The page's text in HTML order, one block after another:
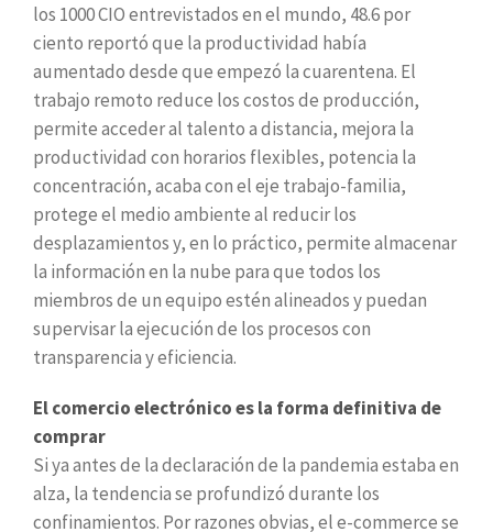
los 1000 CIO entrevistados en el mundo, 48.6 por
ciento reportó que la productividad había
aumentado desde que empezó la cuarentena. El
trabajo remoto reduce los costos de producción,
permite acceder al talento a distancia, mejora la
productividad con horarios flexibles, potencia la
concentración, acaba con el eje trabajo-familia,
protege el medio ambiente al reducir los
desplazamientos y, en lo práctico, permite almacenar
la información en la nube para que todos los
miembros de un equipo estén alineados y puedan
supervisar la ejecución de los procesos con
transparencia y eficiencia.
El comercio electrónico es la forma definitiva de
comprar
Si ya antes de la declaración de la pandemia estaba en
alza, la tendencia se profundizó durante los
confinamientos. Por razones obvias, el e-commerce se